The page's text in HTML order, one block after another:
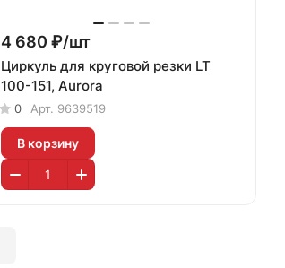
4 680 ₽/шт
Циркуль для круговой резки LT
100-151, Aurora
0 Арт. 9639519
В корзину